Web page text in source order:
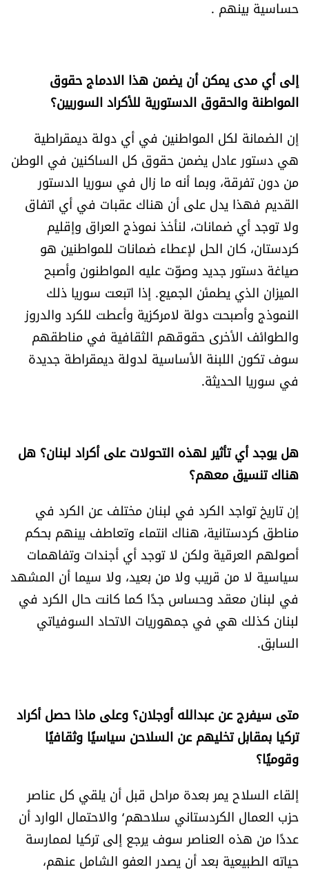
حساسية بينهم .
إلى أي مدى يمكن أن يضمن هذا الادماج حقوق
المواطنة والحقوق الدستورية للأكراد السوريين؟
إن الضمانة لكل المواطنين في أي دولة ديمقراطية
هي دستور عادل يضمن حقوق كل الساكنين في الوطن
من دون تفرقة، وبما أنه ما زال في سوريا الدستور
القديم فهذا يدل على أن هناك عقبات في أي اتفاق
ولا توجد أي ضمانات، لنأخذ نموذج العراق وإقليم
كردستان، كان الحل لإعطاء ضمانات للمواطنين هو
صياغة دستور جديد وصوّت عليه المواطنون وأصبح
الميزان الذي يطمئن الجميع. إذا اتبعت سوريا ذلك
النموذج وأصبحت دولة لامركزية وأعطت للكرد والدروز
والطوائف الأخرى حقوقهم الثقافية في مناطقهم
سوف تكون اللبنة الأساسية لدولة ديمقراطة جديدة
في سوريا الحديثة.
هل يوجد أي تأثير لهذه التحولات على أكراد لبنان؟ هل
هناك تنسيق معهم؟
إن تاريخ تواجد الكرد في لبنان مختلف عن الكرد في
مناطق كردستانية، هناك انتماء وتعاطف بينهم بحكم
أصولهم العرقية ولكن لا توجد أي أجندات وتفاهمات
سياسية لا من قريب ولا من بعيد، ولا سيما أن المشهد
في لبنان معقد وحساس جدًا كما كانت حال الكرد في
لبنان كذلك هي في جمهوريات الاتحاد السوفياتي
السابق.
متى سيفرج عن عبدالله أوجلان؟ وعلى ماذا حصل أكراد
تركيا بمقابل تخليهم عن السلاحن سياسيًا وثقافيًا
وقوميًا؟
إلقاء السلاح يمر بعدة مراحل قبل أن يلقي كل عناصر
حزب العمال الكردستاني سلاحهم٬ والاحتمال الوارد أن
عددًا من هذه العناصر سوف يرجع إلى تركيا لممارسة
حياته الطبيعية بعد أن يصدر العفو الشامل عنهم،